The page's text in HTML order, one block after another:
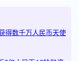
得数千万人民币天使